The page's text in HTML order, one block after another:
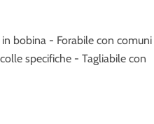
bobina - Forabile con comuni
specifiche - Tagliabile con